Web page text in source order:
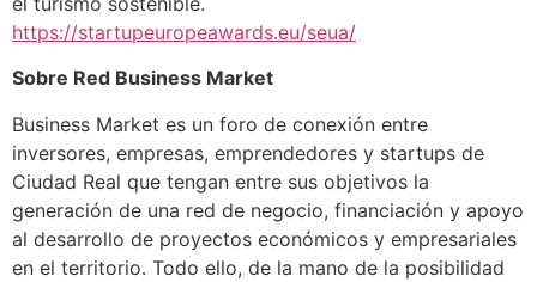
https://startupeuropeawards.eu/seua/
Sobre Red Business Market
Business Market es un foro de conexión entre
inversores, empresas, emprendedores y startups de
Ciudad Real que tengan entre sus objetivos la
generación de una red de negocio, financiación y apoyo
al desarrollo de proyectos económicos y empresariales
en el territorio. Todo ello, de la mano de la posibilidad